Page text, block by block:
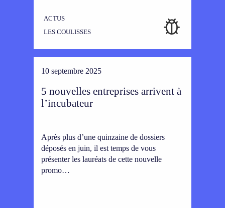
ACTUS
LES COULISSES
10 septembre 2025
5 nouvelles entreprises arrivent à
l’incubateur
Après plus d’une quinzaine de dossiers
déposés en juin, il est temps de vous
présenter les lauréats de cette nouvelle
promo…